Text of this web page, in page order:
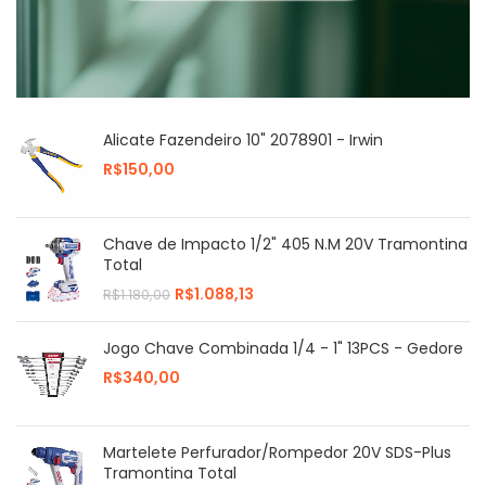
Alicate Fazendeiro 10" 2078901 - Irwin
R$
Chave de Impacto 1/2" 405 N.M 20V Tramontina
Total
R$1.180,00 R$1.088,13
Jogo Chave Combinada 1/4 - 1" 13PCS - Gedore
R$
Martelete Perfurador/Rompedor 20V SDS-Plus
Tramontina Total